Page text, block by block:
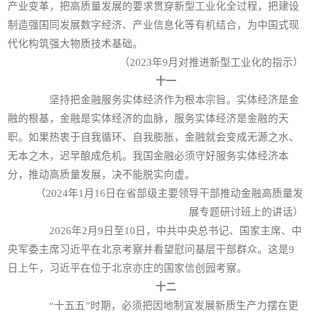
产业变革，把高质量发展的要求贯穿新型工业化全过程，把建设
制造强国同发展数字经济、产业信息化等有机结合，为中国式现
代化构筑强大物质技术基础。
（2023年9月对推进新型工业化的指示）
十一
坚持把金融服务实体经济作为根本宗旨。实体经济是金
融的根基，金融是实体经济的血脉，服务实体经济是金融的天
职。如果热衷于自我循环、自我膨胀，金融就会变成无源之水、
无本之木，迟早酿成危机。我国金融必须守好服务实体经济本
分，推动高质量发展，决不能脱实向虚。
（2024年1月16日在省部级主要领导干部推动金融高质量发
展专题研讨班上的讲话）
2026年2月9日至10日，中共中央总书记、国家主席、中
央军委主席习近平在北京考察并看望慰问基层干部群众。这是9
日上午，习近平在位于北京亦庄的国家信创园考察。
十二
“十五五”时期，必须把因地制宜发展新质生产力摆在更